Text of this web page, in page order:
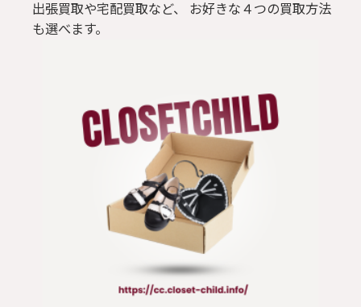
出張買取や宅配買取など、 お好きな４つの買取方法
も選べます。